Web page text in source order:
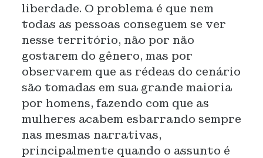
liberdade. O problema é que nem
todas as pessoas conseguem se ver
nesse território, não por não
gostarem do gênero, mas por
observarem que as rédeas do cenário
são tomadas em sua grande maioria
por homens, fazendo com que as
mulheres acabem esbarrando sempre
nas mesmas narrativas,
principalmente quando o assunto é